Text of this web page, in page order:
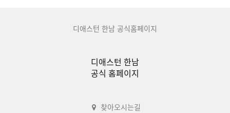
디애스턴 한남 공식홈페이지
디애스턴 한남
공식 홈페이지
찾아오시는길